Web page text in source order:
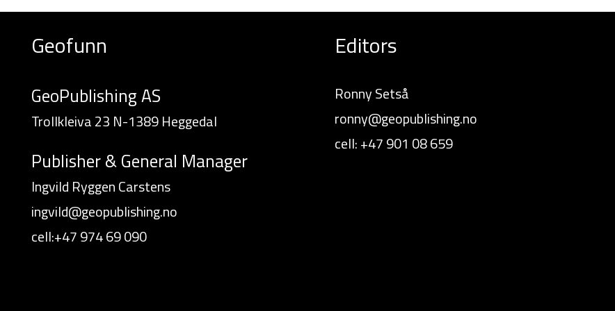
Geofunn
GeoPublishing AS
Trollkleiva 23 N-1389 Heggedal
Publisher & General Manager
Ingvild Ryggen Carstens
ingvild@geopublishing.no
cell:+47 974 69 090
Editors
Ronny Setså
ronny@geopublishing.no
cell: +47 901 08 659